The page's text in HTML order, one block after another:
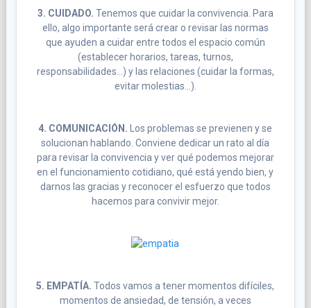
3. CUIDADO. Tenemos que cuidar la convivencia. Para
ello, algo importante será crear o revisar las normas
que ayuden a cuidar entre todos el espacio común
(establecer horarios, tareas, turnos,
responsabilidades…) y las relaciones (cuidar la formas,
evitar molestias…).
4. COMUNICACIÓN. Los problemas se previenen y se
solucionan hablando. Conviene dedicar un rato al día
para revisar la convivencia y ver qué podemos mejorar
en el funcionamiento cotidiano, qué está yendo bien, y
darnos las gracias y reconocer el esfuerzo que todos
hacemos para convivir mejor.
5. EMPATÍA. Todos vamos a tener momentos difíciles,
momentos de ansiedad, de tensión, a veces